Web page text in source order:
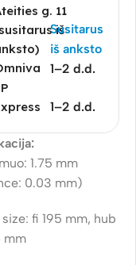
g. 11
iš
Susitarus
iš anksto
1–2 d.d.
1–2 d.d.
1.75 mm
0.03 mm)
size: fi 195 mm, hub
mm